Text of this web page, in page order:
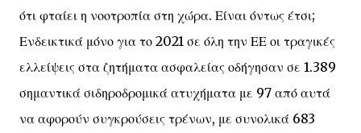
ότι φταίει η νοοτροπία στη χώρα. Είναι όντως έτσι;
Ενδεικτικά μόνο για το 2021 σε όλη την ΕΕ οι τραγικές
ελλείψεις στα ζητήματα ασφαλείας οδήγησαν σε 1.389
σημαντικά σιδηροδρομικά ατυχήματα με 97 από αυτά
να αφορούν συγκρούσεις τρένων, με συνολικά 683